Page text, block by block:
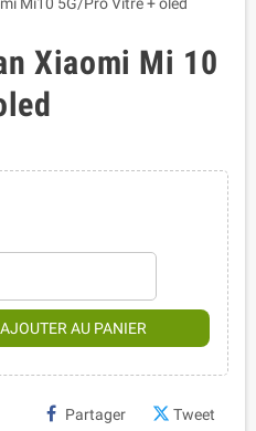
Xiaomi Mi 10
AJOUTER AU PANIER
Partager Tweet